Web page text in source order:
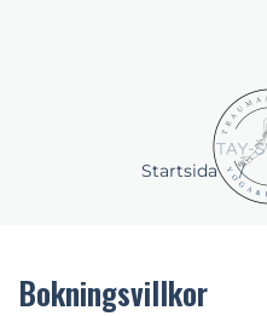
Startsida
Bokningsvillkor